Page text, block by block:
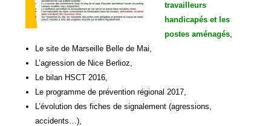
travailleurs
handicapés et les
postes aménagés,
Le site de Marseille Belle de Mai,
L’agression de Nice Berlioz,
Le bilan HSCT 2016,
Le programme de prévention régional 2017,
L’évolution des fiches de signalement (agressions,
accidents…),